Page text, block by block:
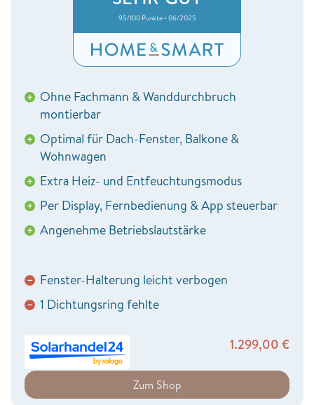
95/100 Punkte • 06/2025
+ Ohne Fachmann & Wanddurchbruch
montierbar
+ Optimal für Dach-Fenster, Balkone &
Wohnwagen
+ Extra Heiz- und Entfeuchtungsmodus
+ Per Display, Fernbedienung & App steuerbar
+ Angenehme Betriebslautstärke
− Fenster-Halterung leicht verbogen
− 1 Dichtungsring fehlte
1.299,00 €
Zum Shop